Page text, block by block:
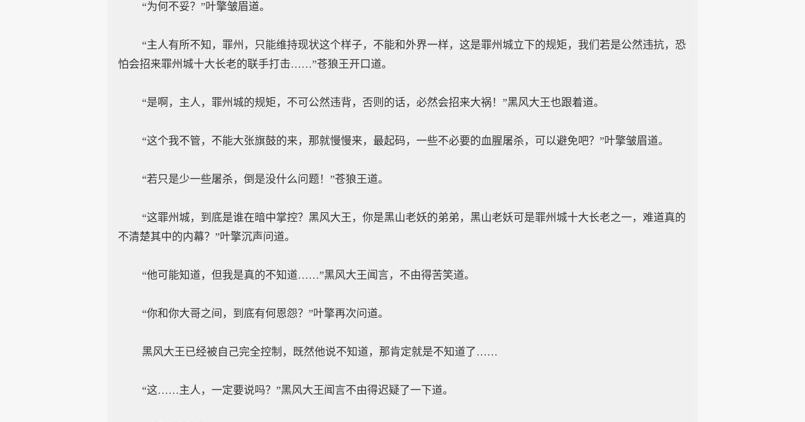
“为何不妥？”叶擎皱眉道。
“主人有所不知，罪州，只能维持现状这个样子，不能和外界一样，这是罪州城立下的规矩，我们若是公然违抗，恐
怕会招来罪州城十大长老的联手打击……”苍狼王开口道。
“是啊，主人，罪州城的规矩，不可公然违背，否则的话，必然会招来大祸！”黑风大王也跟着道。
“这个我不管，不能大张旗鼓的来，那就慢慢来，最起码，一些不必要的血腥屠杀，可以避免吧？”叶擎皱眉道。
“若只是少一些屠杀，倒是没什么问题！”苍狼王道。
“这罪州城，到底是谁在暗中掌控？黑风大王，你是黑山老妖的弟弟，黑山老妖可是罪州城十大长老之一，难道真的
不清楚其中的内幕？”叶擎沉声问道。
“他可能知道，但我是真的不知道……”黑风大王闻言，不由得苦笑道。
“你和你大哥之间，到底有何恩怨？”叶擎再次问道。
黑风大王已经被自己完全控制，既然他说不知道，那肯定就是不知道了……
“这……主人，一定要说吗？”黑风大王闻言不由得迟疑了一下道。